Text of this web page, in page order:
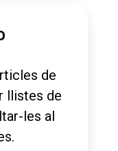
de
llistes de
les al